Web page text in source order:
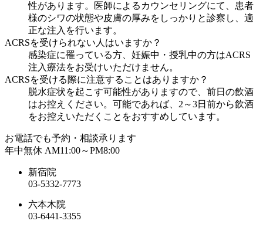
性があります。医師によるカウンセリングにて、患者
様のシワの状態や皮膚の厚みをしっかりと診察し、適
正な注入を行います。
ACRSを受けられない人はいますか？
感染症に罹っている方、妊娠中・授乳中の方はACRS
注入療法をお受けいただけません。
ACRSを受ける際に注意することはありますか？
脱水症状を起こす可能性がありますので、前日の飲酒
はお控えください。可能であれば、2～3日前から飲酒
をお控えいただくことをおすすめしています。
お電話でも予約・相談承ります
年中無休 AM11:00～PM8:00
新宿院
03-5332-7773
六本木院
03-6441-3355